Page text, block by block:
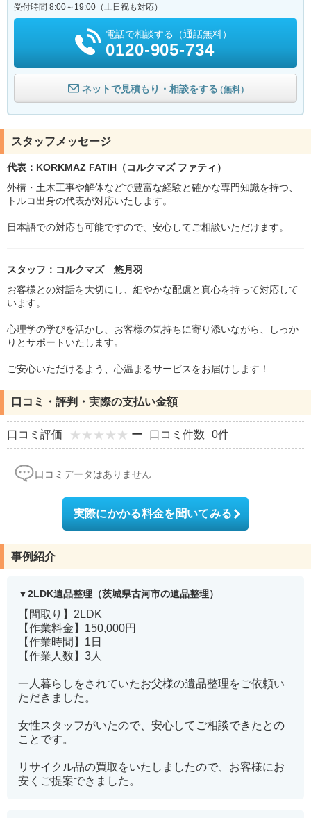
受付時間 8:00～19:00（土日祝も対応）
電話で相談する（通話無料）
0120-905-734
ネットで見積もり・相談をする（無料）
スタッフメッセージ
代表：KORKMAZ FATIH（コルクマズ ファティ）
外構・土木工事や解体などで豊富な経験と確かな専門知識を持つ、
トルコ出身の代表が対応いたします。
日本語での対応も可能ですので、安心してご相談いただけます。
スタッフ：コルクマズ 悠月羽
お客様との対話を大切にし、細やかな配慮と真心を持って対応して
います。
心理学の学びを活かし、お客様の気持ちに寄り添いながら、しっか
りとサポートいたします。
ご安心いただけるよう、心温まるサービスをお届けします！
口コミ・評判・実際の支払い金額
口コミ評価 ー 口コミ件数 0件
口コミデータはありません
実際にかかる料金を聞いてみる
事例紹介
2LDK遺品整理（茨城県古河市の遺品整理）
【間取り】2LDK
【作業料金】150,000円
【作業時間】1日
【作業人数】3人
一人暮らしをされていたお父様の遺品整理をご依頼い
ただきました。
女性スタッフがいたので、安心してご相談できたとの
ことです。
リサイクル品の買取をいたしましたので、お客様にお
安くご提案できました。